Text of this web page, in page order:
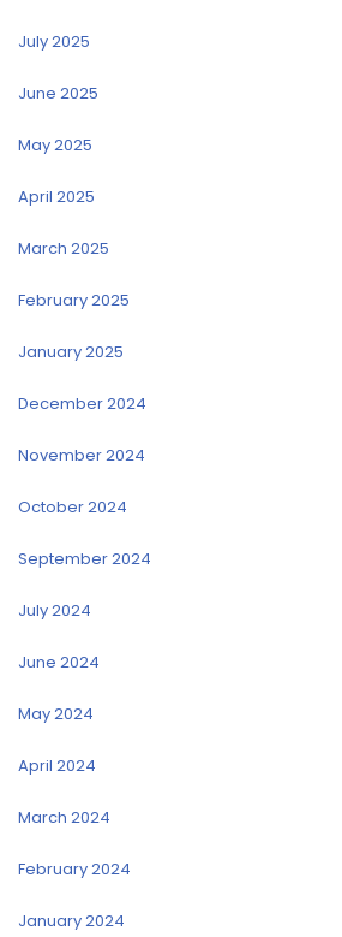
July 2025
June 2025
May 2025
April 2025
March 2025
February 2025
January 2025
December 2024
November 2024
October 2024
September 2024
July 2024
June 2024
May 2024
April 2024
March 2024
February 2024
January 2024